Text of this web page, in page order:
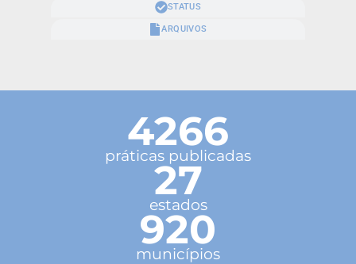
STATUS
ARQUIVOS
4266
práticas publicadas
27
estados
920
municípios